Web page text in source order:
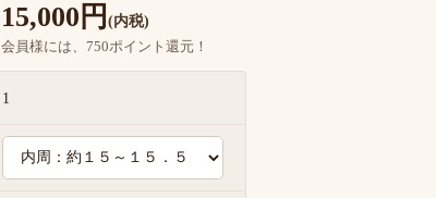
15,000円 (内税)
会員様には、750ポイント還元！
1